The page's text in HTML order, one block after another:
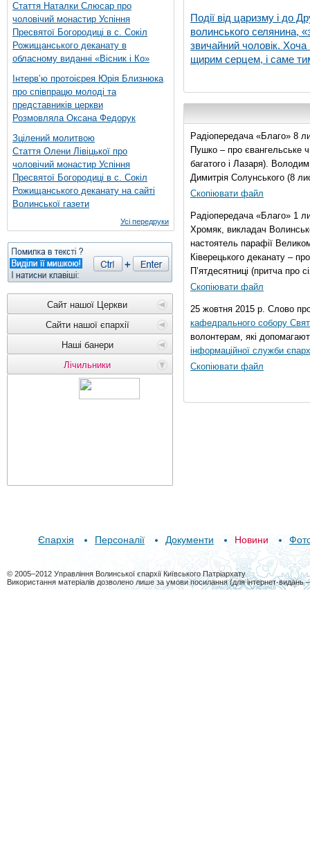
Стаття Наталки Слюсар про
чоловічий монастир Успіння
Пресвятої Богородиці в с. Сокіл
Рожищанського деканату в
обласному виданні «Вісник і Ко»
Інтерв’ю протоієрея Юрія Близнюка
про співпрацю молоді та
представників церкви
Розмовляла Оксана Федорук
Зцілений молитвою
Стаття Олени Лівіцької про
чоловічий монастир Успіння
Пресвятої Богородиці в с. Сокіл
Рожищанського деканату на сайті
Волинської газети
Усі передруки
Сайт нашої Церкви
Сайти нашої єпархії
Наші банери
Лічильники
Події від царизму і до
волинського селянина,
звичайний чоловік. Хоча
щирим серцем, і саме
Радіопередача «Благо» 8
Пушко – про євангельське
багатого і Лазаря).
Димитрія Солунського (8
Скопіювати файл
Радіопередача «Благо» 1
Хромяк, викладач
настоятель парафії
Ківерецького деканату –
П’ятдесятниці (притча про
Скопіювати файл
25 жовтня 2015 р. Слово
кафедрального собору
волонтерам, які
інформаційної служби
Скопіювати файл
Єпархія Персоналії Документи Новини
© 2005–2012 Управління Волинської єпархії Київського Патріархату
Використання матеріалів дозволено лише за умови посилання (для інтернет-видань